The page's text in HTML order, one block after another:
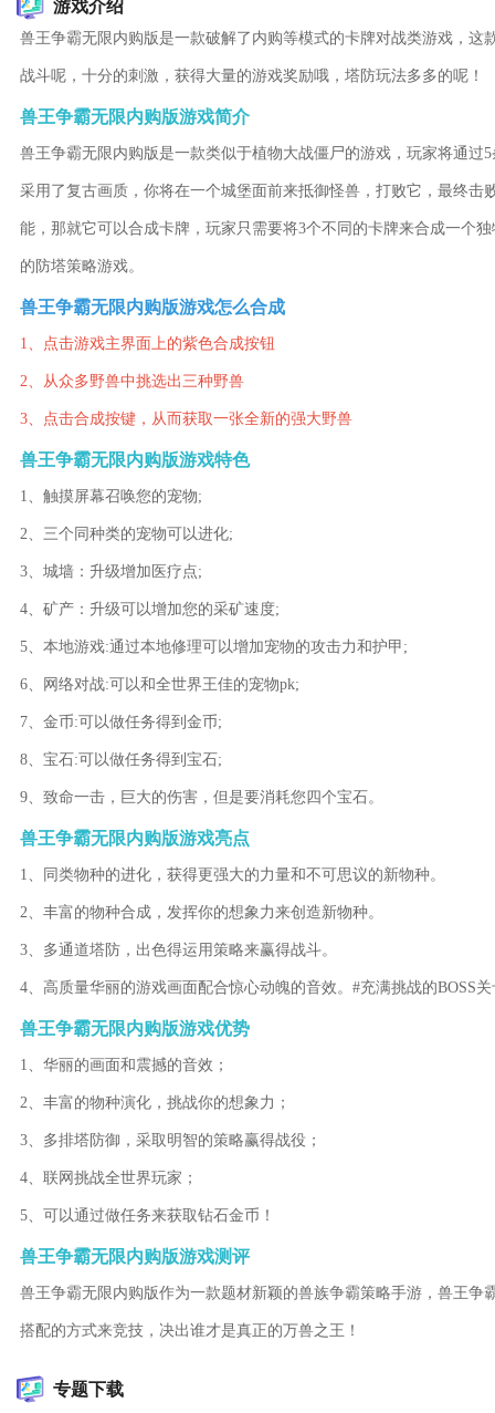
游戏介绍
兽王争霸无限内购版是一款破解了内购等模式的卡牌对战类游戏，这
战斗呢，十分的刺激，获得大量的游戏奖励哦，塔防玩法多多的呢！
兽王争霸无限内购版游戏简介
兽王争霸无限内购版是一款类似于植物大战僵尸的游戏，玩家将通
采用了复古画质，你将在一个城堡面前来抵御怪兽，打败它，最终
能，那就它可以合成卡牌，玩家只需要将3个不同的卡牌来合成一个
的防塔策略游戏。
兽王争霸无限内购版游戏怎么合成
1、点击游戏主界面上的紫色合成按钮
2、从众多野兽中挑选出三种野兽
3、点击合成按键，从而获取一张全新的强大野兽
兽王争霸无限内购版游戏特色
1、触摸屏幕召唤您的宠物;
2、三个同种类的宠物可以进化;
3、城墙：升级增加医疗点;
4、矿产：升级可以增加您的采矿速度;
5、本地游戏:通过本地修理可以增加宠物的攻击力和护甲;
6、网络对战:可以和全世界王佳的宠物pk;
7、金币:可以做任务得到金币;
8、宝石:可以做任务得到宝石;
9、致命一击，巨大的伤害，但是要消耗您四个宝石。
兽王争霸无限内购版游戏亮点
1、同类物种的进化，获得更强大的力量和不可思议的新物种。
2、丰富的物种合成，发挥你的想象力来创造新物种。
3、多通道塔防，出色得运用策略来赢得战斗。
4、高质量华丽的游戏画面配合惊心动魄的音效。#充满挑战的BOSS
兽王争霸无限内购版游戏优势
1、华丽的画面和震撼的音效；
2、丰富的物种演化，挑战你的想象力；
3、多排塔防御，采取明智的策略赢得战役；
4、联网挑战全世界玩家；
5、可以通过做任务来获取钻石金币！
兽王争霸无限内购版游戏测评
兽王争霸无限内购版作为一款题材新颖的兽族争霸策略手游，兽王
搭配的方式来竞技，决出谁才是真正的万兽之王！
专题下载